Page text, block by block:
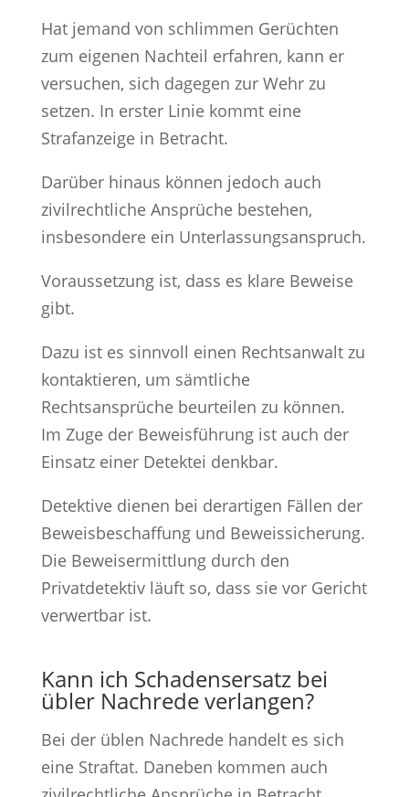
Hat jemand von schlimmen Gerüchten
zum eigenen Nachteil erfahren, kann er
versuchen, sich dagegen zur Wehr zu
setzen. In erster Linie kommt eine
Strafanzeige in Betracht.
Darüber hinaus können jedoch auch
zivilrechtliche Ansprüche bestehen,
insbesondere ein Unterlassungsanspruch.
Voraussetzung ist, dass es klare Beweise
gibt.
Dazu ist es sinnvoll einen Rechtsanwalt zu
kontaktieren, um sämtliche
Rechtsansprüche beurteilen zu können.
Im Zuge der Beweisführung ist auch der
Einsatz einer Detektei denkbar.
Detektive dienen bei derartigen Fällen der
Beweisbeschaffung und Beweissicherung.
Die Beweisermittlung durch den
Privatdetektiv läuft so, dass sie vor Gericht
verwertbar ist.
Kann ich Schadensersatz bei
übler Nachrede verlangen?
Bei der üblen Nachrede handelt es sich
eine Straftat. Daneben kommen auch